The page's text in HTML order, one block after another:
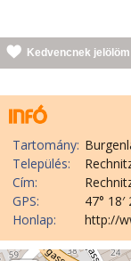
Kedvencnek jelölöm
Tartomány:
Település:
Cím:
GPS:
47°
Honlap:
http://